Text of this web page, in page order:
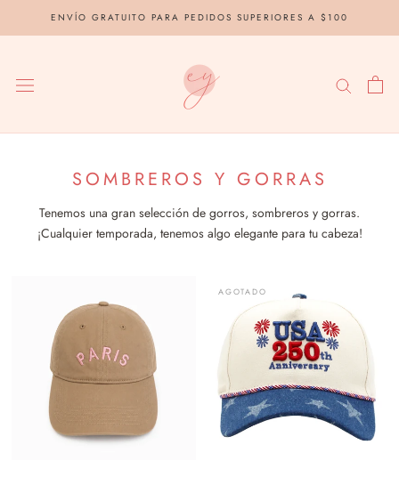
ENVÍO GRATUITO PARA PEDIDOS SUPERIORES A $100
SOMBREROS Y GORRAS
Tenemos una gran selección de gorros, sombreros y gorras.
¡Cualquier temporada, tenemos algo elegante para tu cabeza!
AGOTADO